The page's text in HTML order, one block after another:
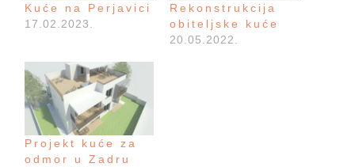
Kuće na Perjavici
17.02.2023.
Rekonstrukcija
obiteljske kuće
20.05.2022.
Projekt kuće za
odmor u Zadru